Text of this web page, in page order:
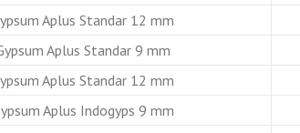
Aplus Standar 12 mm
Aplus Standar 9 mm
Aplus Standar 12 mm
Aplus Indogyps 9 mm